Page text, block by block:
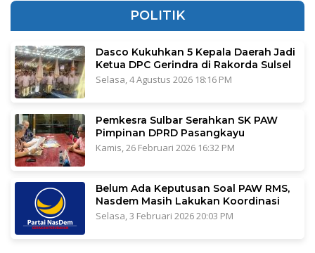
POLITIK
Dasco Kukuhkan 5 Kepala Daerah Jadi
Ketua DPC Gerindra di Rakorda Sulsel
Selasa, 4 Agustus 2026 18:16 PM
Pemkesra Sulbar Serahkan SK PAW
Pimpinan DPRD Pasangkayu
Kamis, 26 Februari 2026 16:32 PM
Belum Ada Keputusan Soal PAW RMS,
Nasdem Masih Lakukan Koordinasi
Selasa, 3 Februari 2026 20:03 PM